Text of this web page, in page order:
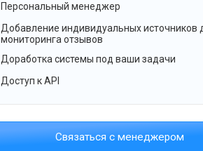
Персональный менеджер
Добавление индивидуальных источников
мониторинга отзывов
Доработка системы под ваши задачи
Доступ к API
Связаться с менеджером